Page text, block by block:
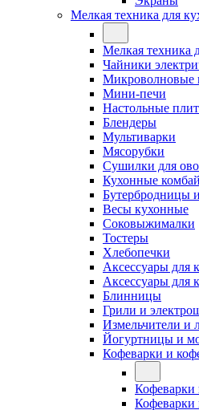
Мелкая техника для
Мелкая техника
Чайники
Микроволновые
Мини-печи
Настольные
Блендеры
Мультиварки
Мясорубки
Сушилки для
Кухонные
Бутербродницы
Весы кухонные
Соковыжималки
Тостеры
Хлебопечки
Аксессуары для
Аксессуары для
Блинницы
Грили и
Измельчители и
Йогуртницы и
Кофеварки и
Кофеварки